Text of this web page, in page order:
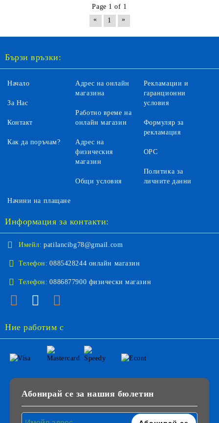
Page 1 of 1
«
1 »
Бързи връзки:
Начало
За Нас
Контакт
Как да поръчам?
Адрес на онлайн
магазина
Работно време на
онлайн магазин
Адрес на
физическия
магазин
Общи условия
Рекламации и
гаранционни
условия
Формуляр за
рекламация
ОРС
Политика за
личните данни
Начини на плащане
Информация за контакти:
Имейл: patilancibg78@gmail.com
Телефон: 0885428244 онлайн магазин
Телефон: 0886877900 физически магазин
Ние работим с
Абонирай се за нашия бюлетин